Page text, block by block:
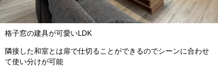
格子窓の建具が可愛いLDK
隣接した和室とは扉で仕切ることができるのでシーンに合わせ
て使い分けが可能